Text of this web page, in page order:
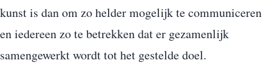
kunst is dan om zo helder mogelijk te communiceren
en iedereen zo te betrekken dat er gezamenlijk
samengewerkt wordt tot het gestelde doel.